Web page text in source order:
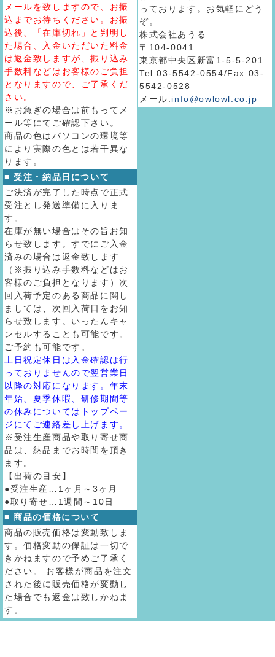
メールを致しますので、お振
込までお待ちください。お振
込後、「在庫切れ」と判明し
た場合、入金いただいた料金
は返金致しますが、振り込み
手数料などはお客様のご負担
となりますので、ご了承くだ
さい。
※お急ぎの場合は前もってメ
ール等にてご確認下さい。
商品の色はパソコンの環境等
により実際の色とは若干異な
ります。
■ 受注・納品日について
ご決済が完了した時点で正式
受注とし発送準備に入りま
す。
在庫が無い場合はその旨お知
らせ致します。すでにご入金
済みの場合は返金致します
（※振り込み手数料などはお
客様のご負担となります）次
回入荷予定のある商品に関し
ましては、次回入荷日をお知
らせ致します。いったんキャ
ンセルすることも可能です。
ご予約も可能です。
土日祝定休日は入金確認は行
っておりませんので翌営業日
以降の対応になります。年末
年始、夏季休暇、研修期間等
の休みについてはトップペー
ジにてご連絡差し上げます。
※受注生産商品や取り寄せ商
品は、納品までお時間を頂き
ます。
【出荷の目安】
●受注生産…1ヶ月～3ヶ月
●取り寄せ…1週間～10日
■ 商品の価格について
商品の販売価格は変動致しま
す。価格変動の保証は一切で
きかねますので予めご了承く
ださい。 お客様が商品を注文
された後に販売価格が変動し
た場合でも返金は致しかねま
す。
っております。お気軽にどう
ぞ。
株式会社あうる
〒104-0041
東京都中央区新富1-5-5-201
Tel:03-5542-0554/Fax:03-
5542-0528
メール:info@owlowl.co.jp